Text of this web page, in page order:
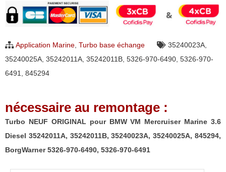
NEUF
ORIGINAL
BMW
Mercruiser
3.6
Diesel
35242011A,
35242011B,
Application Marine, Turbo base échange 35240023A,
35240025A, 35242011A, 35242011B, 5326-970-6490, 5326-970-
6491, 845294
nécessaire au remontage :
Turbo NEUF ORIGINAL pour BMW VM Mercruiser Marine 3.6
Diesel 35242011A, 35242011B, 35240023A, 35240025A, 845294,
BorgWarner 5326-970-6490, 5326-970-6491